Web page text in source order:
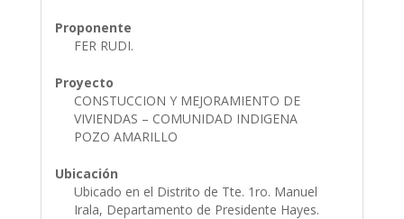
Proponente
FER RUDI.
Proyecto
CONSTUCCION Y MEJORAMIENTO DE
VIVIENDAS – COMUNIDAD INDIGENA
POZO AMARILLO
Ubicación
Ubicado en el Distrito de Tte. 1ro. Manuel
Irala, Departamento de Presidente Hayes.